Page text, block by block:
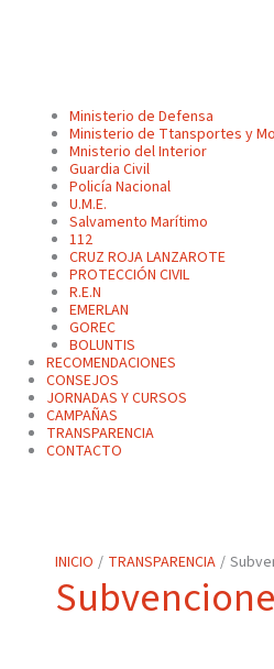
Ministerio de Defensa
Ministerio de Ttansportes y
Mnisterio del Interior
Guardia Civil
Policía Nacional
U.M.E.
Salvamento Marítimo
112
CRUZ ROJA LANZAROTE
PROTECCIÓN CIVIL
R.E.N
EMERLAN
GOREC
BOLUNTIS
RECOMENDACIONES
CONSEJOS
JORNADAS Y CURSOS
CAMPAÑAS
TRANSPARENCIA
CONTACTO
INICIO TRANSPARENCIA